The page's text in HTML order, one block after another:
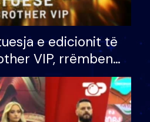
e edicionit të
VIP, rrëmben
100 mijë eurosh